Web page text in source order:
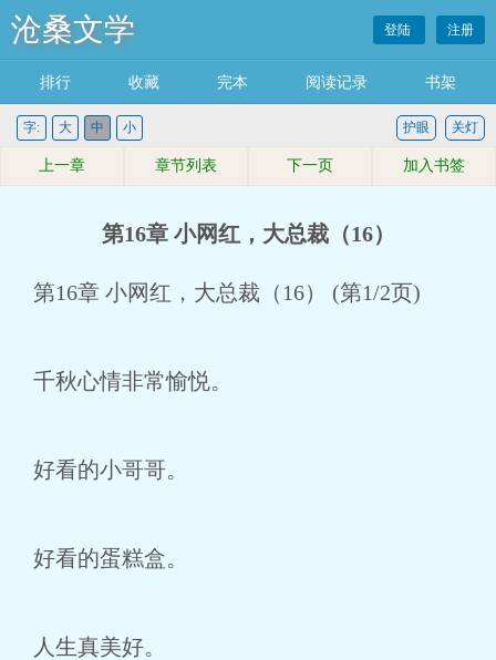
沧桑文学 登陆 注册
排行 收藏 完本 阅读记录 书架
字: 大 中 小 关灯
护眼
上一章 章节列表 下一页 加入书签
第16章 小网红，大总裁（16）
第16章 小网红，大总裁（16） (第1/2页)
千秋心情非常愉悦。
好看的小哥哥。
好看的蛋糕盒。
人生真美好。